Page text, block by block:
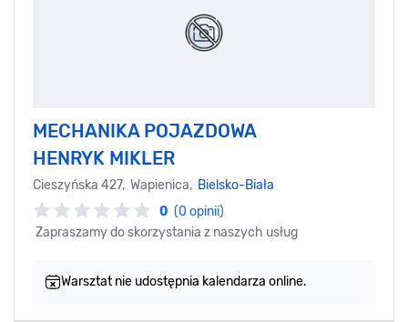
MECHANIKA POJAZDOWA
HENRYK MIKLER
Cieszyńska 427, Wapienica, Bielsko-Biała
0 (0 opinii)
Zapraszamy do skorzystania z naszych usług
Warsztat nie udostępnia kalendarza online.